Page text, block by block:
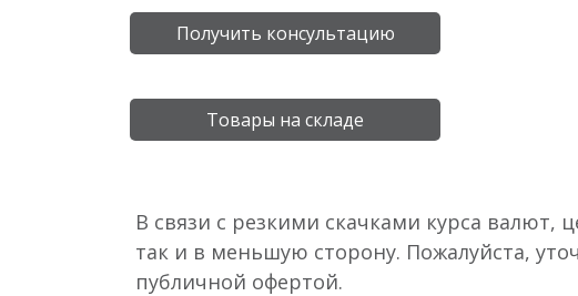
Получить консультацию
Товары на складе
В связи с резкими скачками курса
так и в меньшую сторону. Пожалуйста,
публичной офертой.